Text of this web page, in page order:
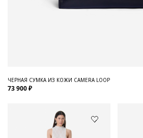
ЧЕРНАЯ СУМКА ИЗ КОЖИ CAMERA LOOP
73 900 ₽